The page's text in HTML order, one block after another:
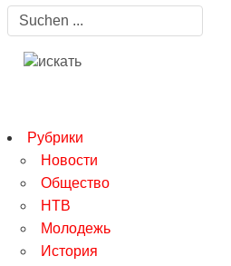
Рубрики
Новости
Общество
НТВ
Молодежь
История